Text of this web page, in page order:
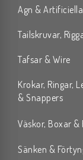
Agn &
Tailskruvar,
Tafsar & Wire
Krokar, Ringar,
& Snappers
Väskor, Boxar &
Sänken &